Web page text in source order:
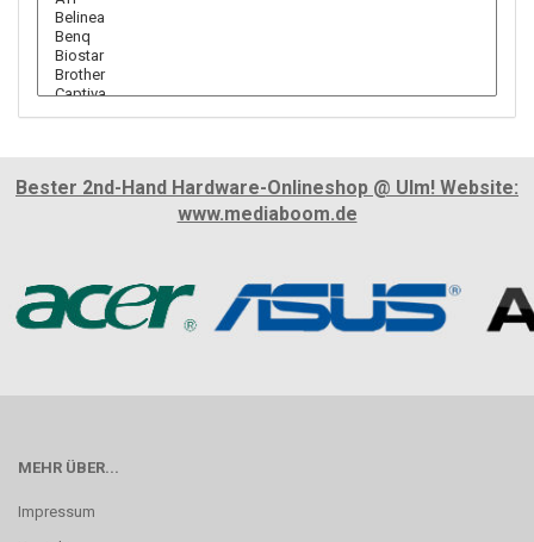
Bester 2nd-Hand Hardware-Onlineshop @ Ulm! Website:
www.mediaboom.de
MEHR ÜBER...
Impressum